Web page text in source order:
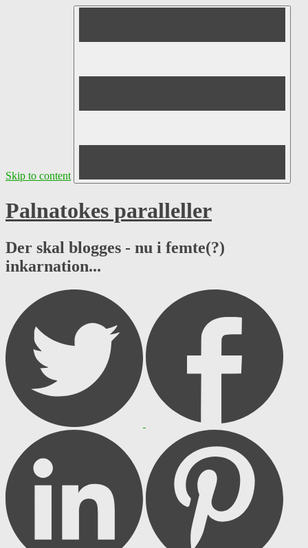
Skip to content
Palnatokes paralleller
Der skal blogges - nu i femte(?)
inkarnation...